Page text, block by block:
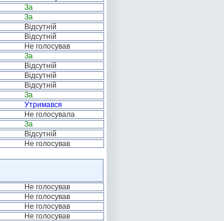
За
За
Відсутній
Відсутній
Не голосував
За
Відсутній
Відсутній
Відсутній
За
Утримався
Не голосувала
За
Відсутній
Не голосував
Не голосував
Не голосував
Не голосував
Не голосував